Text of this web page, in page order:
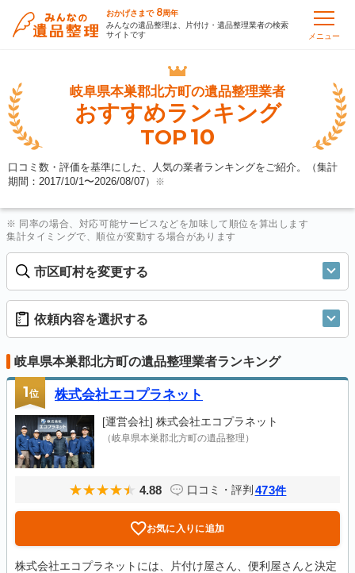
おかげさまで 8周年
みんなの遺品整理は、片付け・遺品整理業者の検索
サイトです
メニュー
岐阜県本巣郡北方町の遺品整理業者
おすすめランキング
TOP10
口コミ数・評価を基準にした、人気の業者ランキングをご紹介。（集計
期間：2017/10/1〜2026/08/07） ※
※ 同率の場合、対応可能サービスなどを加味して順位を算出します
集計タイミングで、順位が変動する場合があります
市区町村を変更する
依頼内容を選択する
岐阜県本巣郡北方町の遺品整理業者ランキング
1位 株式会社エコプラネット
[運営会社] 株式会社エコプラネット
（岐阜県本巣郡北方町の遺品整理）
4.88 口コミ・評判 473件
お気に入りに追加
株式会社エコプラネットには、片付け屋さん、便利屋さんと決定